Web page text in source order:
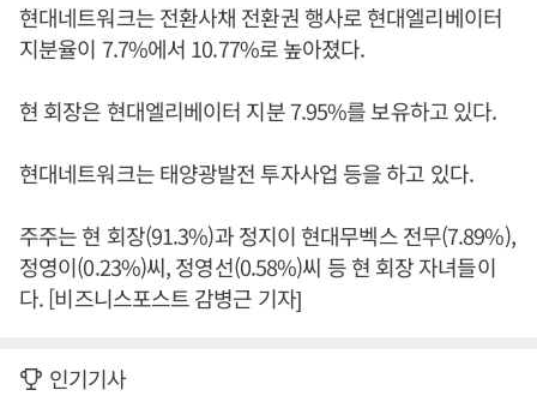
현대네트워크는 전환사채 전환권 행사로 현대엘리베이터
지분율이 7.7%에서 10.77%로 높아졌다.
현 회장은 현대엘리베이터 지분 7.95%를 보유하고 있다.
현대네트워크는 태양광발전 투자사업 등을 하고 있다.
주주는 현 회장(91.3%)과 정지이 현대무벡스 전무(7.89%),
정영이(0.23%)씨, 정영선(0.58%)씨 등 현 회장 자녀들이
다. [비즈니스포스트 감병근 기자]
인기기사